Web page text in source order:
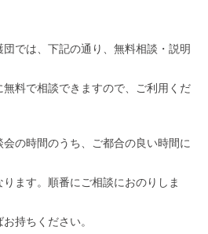
では、下記の通り、無料相談・説明
無料で相談できますので、ご利用くだ
会の時間のうち、ご都合の良い時間に
ります。順番にご相談におのりしま
持ちください。